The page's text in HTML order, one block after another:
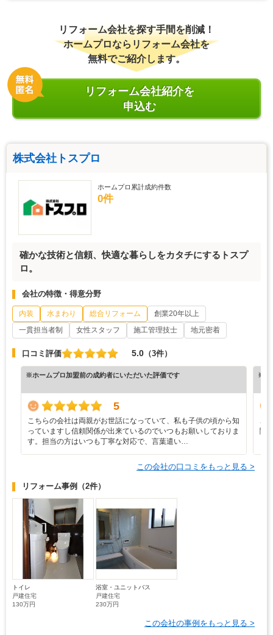
リフォーム会社を探す手間を削減！
ホームプロならリフォーム会社を
無料でご紹介します。
リフォーム会社紹介を
申込む
株式会社トスプロ
ホームプロ累計成約件数
0件
確かな技術と信頼、快適な暮らしをカタチにするトスプ
ロ。
会社の特徴・得意分野
内装 水まわり 総合リフォーム
創業20年以上
一貫担当者制
女性スタッフ 施工管理技士 地元密着
口コミ評価 5.0 （3件）
※ホームプロ加盟前の成約者にいただいた評価です
5
こちらの会社は両親がお世話になっていて、私も子供の頃から知
っていますし信頼関係が出来ているのでいつもお願いしておりま
す。担当の方はいつも丁寧な対応で、言葉遣い…
※ホ
こ
関
この会社の口コミをもっと見る >
リフォーム事例 （2件）
トイレ
戸建住宅
130万円
浴室・ユニットバス
戸建住宅
230万円
この会社の事例をもっと見る >